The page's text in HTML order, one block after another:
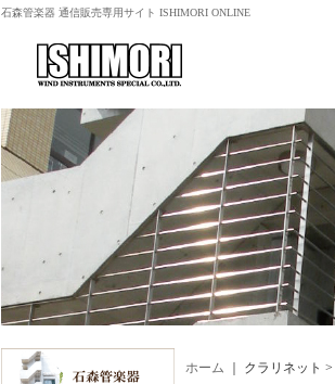
石森管楽器 通信販売専用サイト ISHIMORI ONLINE
ホーム ｜ クラリネット >